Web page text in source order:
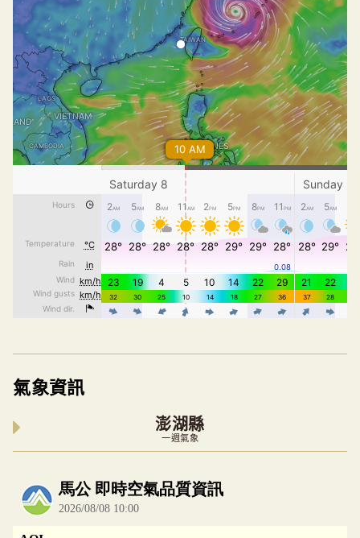
氣象資訊
澎湖縣
一週氣象
內嵌空氣品質小工具為視覺預覽，完整即時空